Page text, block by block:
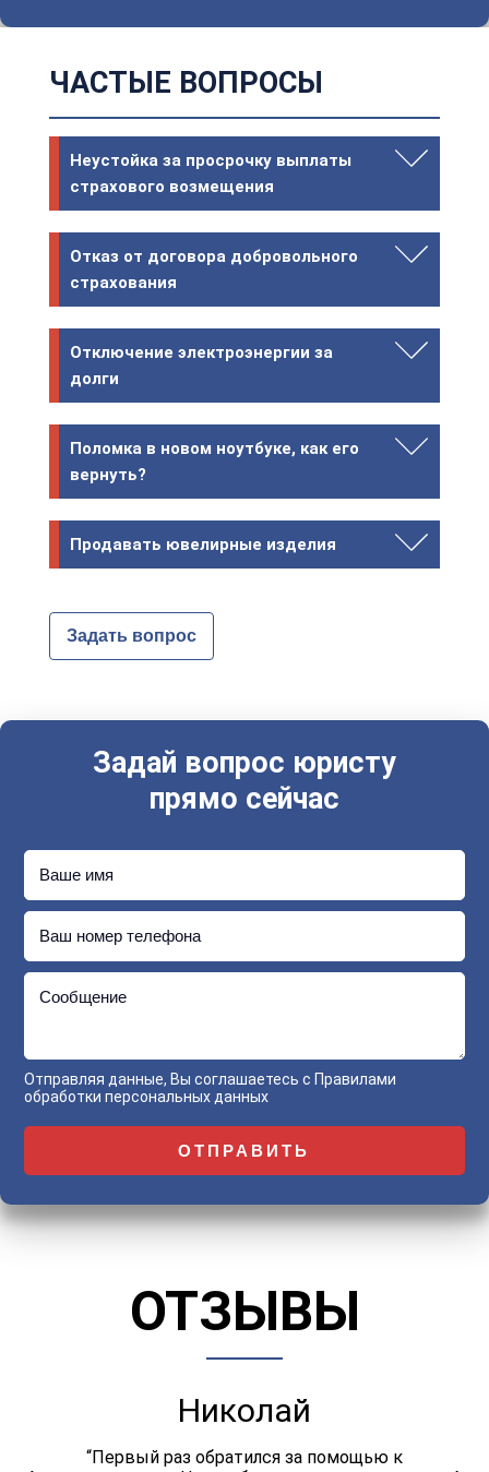
ЧАСТЫЕ ВОПРОСЫ
Неустойка за просрочку выплаты
страхового возмещения
Отказ от договора добровольного
страхования
Отключение электроэнергии за
долги
Поломка в новом ноутбуке, как его
вернуть?
Продавать ювелирные изделия
Задать вопрос
Задай вопрос юристу
прямо сейчас
Ваше имя
Ваш номер телефона
Сообщение
Отправляя данные, Вы соглашаетесь с Правилами
обработки персональных данных
ОТЗЫВЫ
Николай
“Первый раз обратился за помощью к